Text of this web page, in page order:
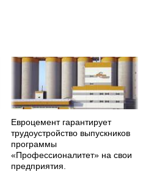
Евроцемент гарантирует
трудоустройство выпускников
программы
«Профессионалитет» на свои
предприятия.